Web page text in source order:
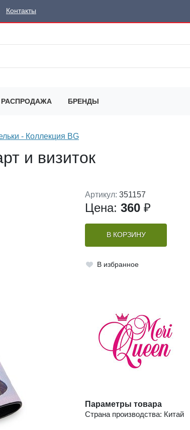
Контакты
РАСПРОДАЖА БРЕНДЫ
- Коллекция BG
и визиток
Артикул: 351157
Цена: 360 ₽
В КОРЗИНУ
В избранное
Параметры товара
Страна производства: Китай